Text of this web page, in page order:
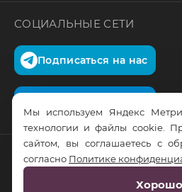
СОЦИАЛЬНЫЕ СЕТИ
Подписаться на нас
© RusTrus. 2011-2026. Все
RS Digital
Мы используем Яндекс
технологии и файлы cookie.
сайтом, вы соглашаетесь с
согласно Политике
Хорошо